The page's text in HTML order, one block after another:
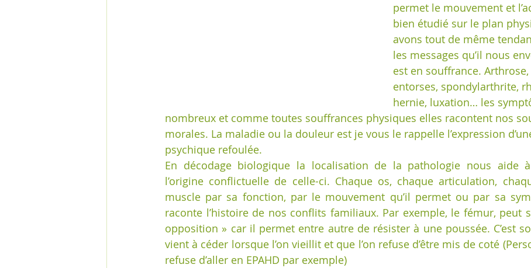
permet le mouvement et
bien étudié sur le plan
avons tout de même
les messages qu’il nous
est en souffrance.
entorses, spondylarthrite,
hernie, luxation… les
nombreux et comme toutes souffrances physiques elles racontent nos
morales. La maladie ou la douleur est je vous le rappelle l’expression
psychique refoulée.
En décodage biologique la localisation de la pathologie nous aide
l’origine conflictuelle de celle-ci. Chaque os, chaque articulation,
muscle par sa fonction, par le mouvement qu’il permet ou par sa
raconte l’histoire de nos conflits familiaux. Par exemple, le fémur, peut
opposition » car il permet entre autre de résister à une poussée. C’est
vient à céder lorsque l’on vieillit et que l’on refuse d’être mis de coté
refuse d’aller en EPAHD par exemple)